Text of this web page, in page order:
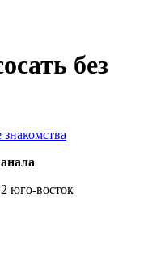
без
юго-восток